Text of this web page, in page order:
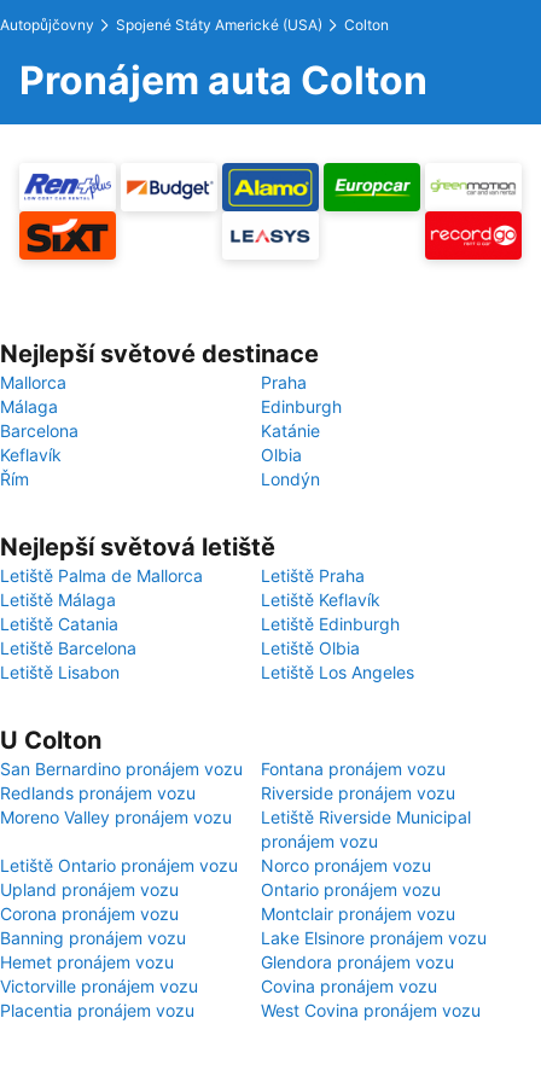
Autopůjčovny Spojené Státy Americké (USA) Colton
Pronájem auta Colton
Nejlepší světové destinace
Mallorca
Praha
Málaga
Edinburgh
Barcelona
Katánie
Keflavík
Olbia
Řím
Londýn
Nejlepší světová letiště
Letiště Palma de Mallorca
Letiště Praha
Letiště Málaga
Letiště Keflavík
Letiště Catania
Letiště Edinburgh
Letiště Barcelona
Letiště Olbia
Letiště Lisabon
Letiště Los Angeles
U Colton
San Bernardino pronájem vozu
Fontana pronájem vozu
Redlands pronájem vozu
Riverside pronájem vozu
Moreno Valley pronájem vozu
Letiště Riverside Municipal
pronájem vozu
Letiště Ontario pronájem vozu
Norco pronájem vozu
Upland pronájem vozu
Ontario pronájem vozu
Corona pronájem vozu
Montclair pronájem vozu
Banning pronájem vozu
Lake Elsinore pronájem vozu
Hemet pronájem vozu
Glendora pronájem vozu
Victorville pronájem vozu
Covina pronájem vozu
Placentia pronájem vozu
West Covina pronájem vozu